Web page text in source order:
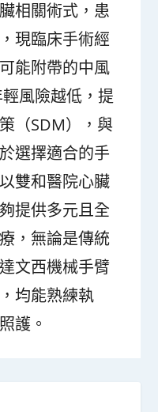
相關術式，患
現臨床手術經
能附帶的中風
風險越低，提
（SDM），與
選擇適合的手
雙和醫院心臟
提供多元且全
，無論是傳統
文西機械手臂
均能熟練執
護。